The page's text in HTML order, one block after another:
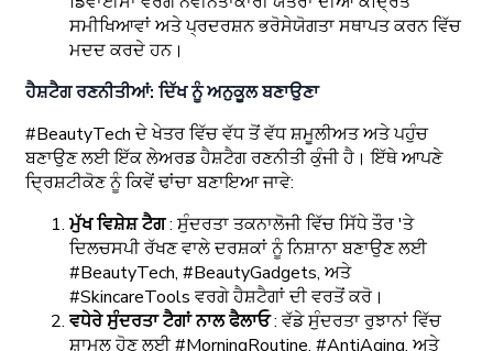
ਸਮੀਖਿਆਵਾਂ ਅਤੇ ਪ੍ਰਦਰਸ਼ਨ ਭਰੋਸੇਯੋਗਤਾ ਸਥਾਪਤ ਕਰਨ ਵਿੱਚ
ਮਦਦ ਕਰਦੇ ਹਨ।
ਹੈਸ਼ਟੈਗ ਰਣਨੀਤੀਆਂ: ਦਿੱਖ ਨੂੰ ਅਨੁਕੂਲ ਬਣਾਉਣਾ
#BeautyTech ਦੇ ਖੇਤਰ ਵਿੱਚ ਵੱਧ ਤੋਂ ਵੱਧ ਸ਼ਮੂਲੀਅਤ ਅਤੇ ਪਹੁੰਚ
ਬਣਾਉਣ ਲਈ ਇੱਕ ਲੇਅਰਡ ਹੈਸ਼ਟੈਗ ਰਣਨੀਤੀ ਕੁੰਜੀ ਹੈ। ਇੱਥੇ ਆਪਣੇ
ਦ੍ਰਿਸ਼ਟੀਕੋਣ ਨੂੰ ਕਿਵੇਂ ਢਾਂਚਾ ਬਣਾਇਆ ਜਾਵੇ:
ਮੁੱਖ ਵਿਸ਼ੇਸ਼ ਟੈਗ: ਸੁੰਦਰਤਾ ਤਕਨਾਲੋਜੀ ਵਿੱਚ ਸਿੱਧੇ ਤੌਰ 'ਤੇ
ਦਿਲਚਸਪੀ ਰੱਖਣ ਵਾਲੇ ਦਰਸ਼ਕਾਂ ਨੂੰ ਨਿਸ਼ਾਨਾ ਬਣਾਉਣ ਲਈ
#BeautyTech, #BeautyGadgets, ਅਤੇ
#SkincareTools ਵਰਗੇ ਹੈਸ਼ਟੈਗਾਂ ਦੀ ਵਰਤੋਂ ਕਰੋ।
ਵਧੇਰੇ ਸੁੰਦਰਤਾ ਟੈਗਾਂ ਨਾਲ ਫੈਲਾਓ: ਵੱਡੇ ਸੁੰਦਰਤਾ ਰੁਝਾਨਾਂ ਵਿੱਚ
ਸ਼ਾਮਲ ਹੋਣ ਲਈ #MorningRoutine, #AntiAging, ਅਤੇ